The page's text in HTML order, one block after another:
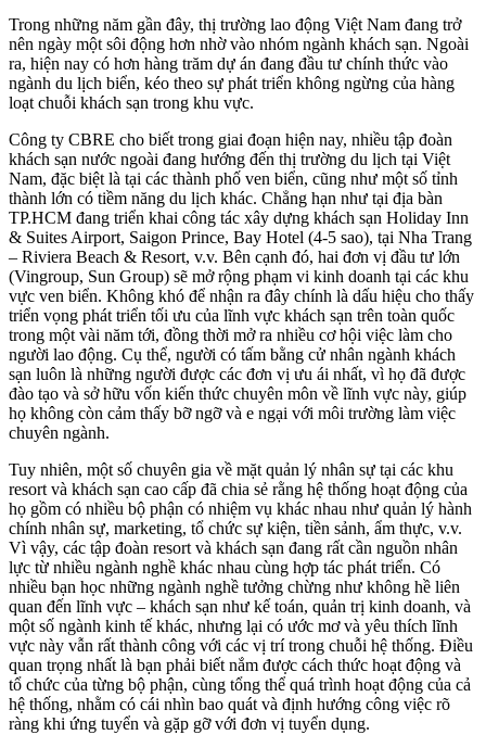
Trong những năm gần đây, thị trường lao động Việt Nam đang trở
nên ngày một sôi động hơn nhờ vào nhóm ngành khách sạn. Ngoài
ra, hiện nay có hơn hàng trăm dự án đang đầu tư chính thức vào
ngành du lịch biển, kéo theo sự phát triển không ngừng của hàng
loạt chuỗi khách sạn trong khu vực.
Công ty CBRE cho biết trong giai đoạn hiện nay, nhiều tập đoàn
khách sạn nước ngoài đang hướng đến thị trường du lịch tại Việt
Nam, đặc biệt là tại các thành phố ven biển, cũng như một số tỉnh
thành lớn có tiềm năng du lịch khác. Chẳng hạn như tại địa bàn
TP.HCM đang triển khai công tác xây dựng khách sạn Holiday Inn
& Suites Airport, Saigon Prince, Bay Hotel (4-5 sao), tại Nha Trang
– Riviera Beach & Resort, v.v. Bên cạnh đó, hai đơn vị đầu tư lớn
(Vingroup, Sun Group) sẽ mở rộng phạm vi kinh doanh tại các khu
vực ven biển. Không khó để nhận ra đây chính là dấu hiệu cho thấy
triển vọng phát triển tối ưu của lĩnh vực khách sạn trên toàn quốc
trong một vài năm tới, đồng thời mở ra nhiều cơ hội việc làm cho
người lao động. Cụ thể, người có tấm bằng cử nhân ngành khách
sạn luôn là những người được các đơn vị ưu ái nhất, vì họ đã được
đào tạo và sở hữu vốn kiến thức chuyên môn về lĩnh vực này, giúp
họ không còn cảm thấy bỡ ngỡ và e ngại với môi trường làm việc
chuyên ngành.
Tuy nhiên, một số chuyên gia về mặt quản lý nhân sự tại các khu
resort và khách sạn cao cấp đã chia sẻ rằng hệ thống hoạt động của
họ gồm có nhiều bộ phận có nhiệm vụ khác nhau như quản lý hành
chính nhân sự, marketing, tổ chức sự kiện, tiền sảnh, ẩm thực, v.v.
Vì vậy, các tập đoàn resort và khách sạn đang rất cần nguồn nhân
lực từ nhiều ngành nghề khác nhau cùng hợp tác phát triển. Có
nhiều bạn học những ngành nghề tưởng chừng như không hề liên
quan đến lĩnh vực – khách sạn như kế toán, quản trị kinh doanh, và
một số ngành kinh tế khác, nhưng lại có ước mơ và yêu thích lĩnh
vực này vẫn rất thành công với các vị trí trong chuỗi hệ thống. Điều
quan trọng nhất là bạn phải biết nắm được cách thức hoạt động và
tổ chức của từng bộ phận, cùng tổng thể quá trình hoạt động của cả
hệ thống, nhằm có cái nhìn bao quát và định hướng công việc rõ
ràng khi ứng tuyển và gặp gỡ với đơn vị tuyển dụng.